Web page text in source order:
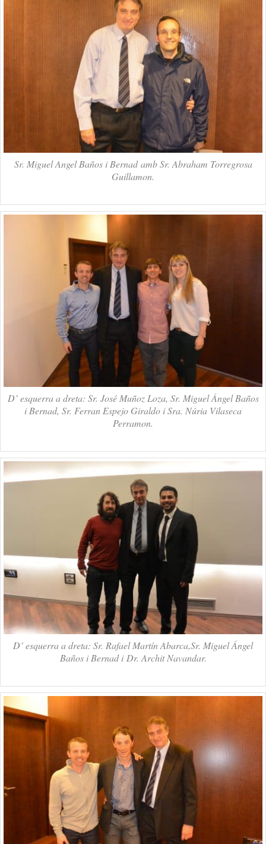
Sr. Miguel Angel Baños i Bernad amb Sr. Abraham Torregrosa
Guillamon.
D’ esquerra a dreta: Sr. José Muñoz Loza, Sr. Miguel Ángel Baños
i Bernad, Sr. Ferran Espejo Giraldo i Sra. Núria Vilaseca
Perramon.
D’ esquerra a dreta: Sr. Rafael Martín Abarca,Sr. Miguel Ángel
Baños i Bernad i Dr. Archit Navandar.